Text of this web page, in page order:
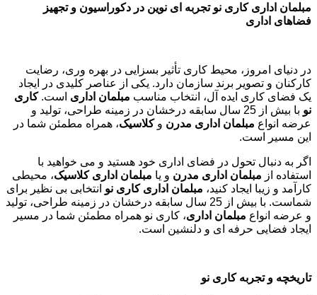
مبلمان اداری کاری نو تجربه ای نوین در دکوراسیون و تجهیز
فضاهای اداری
در دنیای امروز، محیط کاری تأثیر بسزایی در بهره وری، رضایت
کارکنان و تصویر برند سازمان دارد. یکی از عناصر کلیدی در ایجاد
یک فضای کاری ایده آل، انتخاب مناسب مبلمان اداری است.کاری
نو
با بیش از 25 سال سابقه درخشان در زمینه طراحی، تولید و
عرضه انواع مبلمان اداری مدرن وکلاسیک، همراه مطمئن شما در
این مسیر است.
اگر به دنبال تحول در فضای اداری خود هستید و می خواهید با
استفاده از مبلمان اداری مدرن و یا مبلمان اداری کلاسیک، محیطی
کارآمد و زیبا ایجاد کنید، مبلمان اداری کاری نو انتخابی بی نظیر برای
شماست. با بیش از 25 سال سابقه درخشان در زمینه طراحی، تولید
و عرضه انواع مبلمان اداری، کاری نو همراه مطمئن شما در مسیر
ایجاد فضایی حرفه ای و دلنشین است.
تاریخچه و تجربه کاری نو